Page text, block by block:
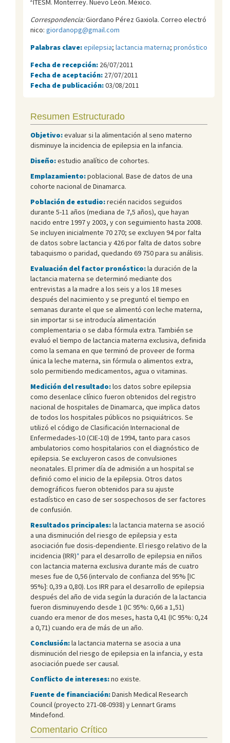
Correspondencia:Giordano Pérez Gaxiola. Correo electró
nico: giordanopg@gmail.com
Palabras clave:epilepsia; lactancia materna; pronóstico
Fecha de recepción: 26/07/2011
Fecha de aceptación: 27/07/2011
Fecha de publicación:03/08/2011
Resumen Estructurado
Objetivo:evaluar si la alimentación al seno materno
disminuye la incidencia de epilepsia en la infancia.
Diseño:estudio analítico de cohortes.
Emplazamiento:poblacional. Base de datos de una
cohorte nacional de Dinamarca.
Población de estudio:recién nacidos seguidos
durante 5-11 años (mediana de 7,5 años), que hayan
nacido entre 1997 y 2003, y con seguimiento hasta 2008.
Se incluyen inicialmente 70 270; se excluyen 94 por falta
de datos sobre lactancia y 426 por falta de datos sobre
tabaquismo o paridad, quedando 69 750 para su análisis.
Evaluación del factor pronóstico:la duración de la
lactancia materna se determinó mediante dos
entrevistas a la madre a los seis y a los 18 meses
después del nacimiento y se preguntó el tiempo en
semanas durante el que se alimentó con leche materna,
sin importar si se introducía alimentación
complementaria o se daba fórmula extra. También se
evaluó el tiempo de lactancia materna exclusiva, definida
como la semana en que terminó de proveer de forma
única la leche materna, sin fórmula o alimentos extra,
solo permitiendo medicamentos, agua o vitaminas.
Medición del resultado:los datos sobre epilepsia
como desenlace clínico fueron obtenidos del registro
nacional de hospitales de Dinamarca, que implica datos
de todos los hospitales públicos no psiquiátricos. Se
utilizó el código de Clasificación Internacional de
Enfermedades-10 (CIE-10) de 1994, tanto para casos
ambulatorios como hospitalarios con el diagnóstico de
epilepsia. Se excluyeron casos de convulsiones
neonatales. El primer día de admisión a un hospital se
definió como el inicio de la epilepsia. Otros datos
demográficos fueron obtenidos para su ajuste
estadístico en caso de ser sospechosos de ser factores
de confusión.
Resultados principales:la lactancia materna se asoció
a una disminución del riesgo de epilepsia y esta
asociación fue dosis-dependiente. El riesgo relativo de la
incidencia (IRR)* para el desarrollo de epilepsia en niños
con lactancia materna exclusiva durante más de cuatro
meses fue de 0,56 (intervalo de confianza del 95% [IC
95%]: 0,39 a 0,80). Los IRR para el desarrollo de epilepsia
después del año de vida según la duración de la lactancia
fueron disminuyendo desde 1 (IC 95%: 0,66 a 1,51)
cuando era menor de dos meses, hasta 0,41 (IC 95%: 0,24
a 0,71) cuando era de más de un año.
Conclusión:la lactancia materna se asocia a una
disminución del riesgo de epilepsia en la infancia, y esta
asociación puede ser causal.
Conflicto de intereses:no existe.
Fuente de financiación:Danish Medical Research
Council (proyecto 271-08-0938) y Lennart Grams
Mindefond.
Comentario Crítico